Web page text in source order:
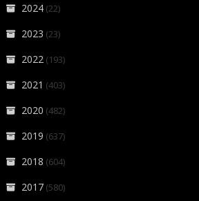
2024 (22)
2023 (23)
2022 (193)
2021 (403)
2020 (482)
2019 (637)
2018 (604)
2017 (580)